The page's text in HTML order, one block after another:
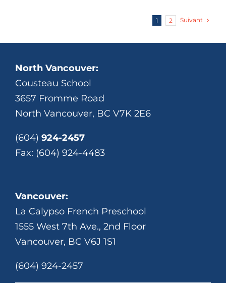
1 2 Suivant
North Vancouver:
Cousteau School
3657 Fromme Road
North Vancouver, BC V7K 2E6
(604) 924-2457
Fax: (604) 924-4483
Vancouver:
La Calypso French Preschool
1555 West 7th Ave., 2nd Floor
Vancouver, BC V6J 1S1
(604) 924-2457